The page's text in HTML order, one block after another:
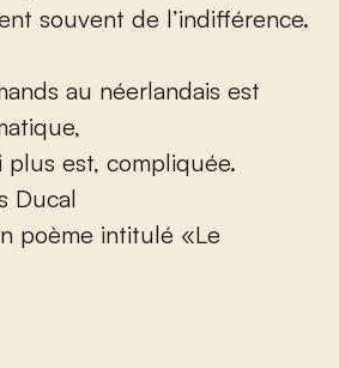
souvent de l’indifférence.
au néerlandais est
est, compliquée.
Ducal
poème intitulé «Le